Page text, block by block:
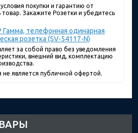
покупки и гарантию от
Закажите Розетки и убедитесь
телефонная одинарная
розетка (SV-54117-N)
за собой право без уведомления
внешний вид, комплектацию
является публичной офертой.